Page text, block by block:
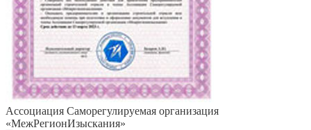
Ассоциация Саморегулируемая организация
«МежРегионИзыскания»